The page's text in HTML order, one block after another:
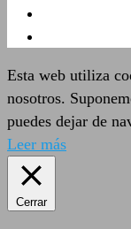
Esta web utiliza
nosotros.
puedes dejar de
Leer más
Cerrar